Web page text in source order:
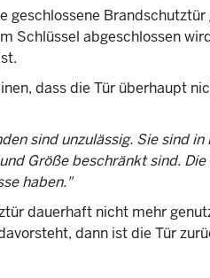
geschlossene
Schlüssel abgeschlossen
dass die Tür überhaupt
sind unzulässig. Sie sind
Größe beschränkt sind.
haben."
dauerhaft nicht mehr
dann ist die Tür